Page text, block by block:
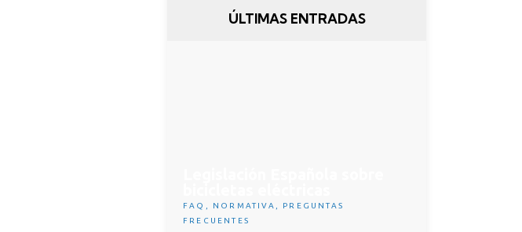
ÚLTIMAS ENTRADAS
FAQ NORMATIVA
PREGUNTAS
FRECUENTES